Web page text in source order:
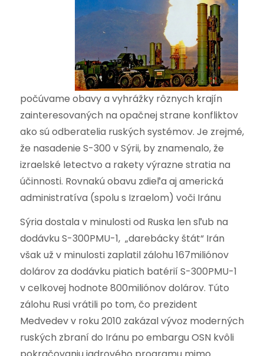
počúvame obavy a vyhrážky rôznych krajín
zainteresovaných na opačnej strane konfliktov
ako sú odberatelia ruských systémov. Je zrejmé,
že nasadenie S-300 v Sýrii, by znamenalo, že
izraelské letectvo a rakety výrazne stratia na
účinnosti. Rovnakú obavu zdieľa aj americká
administratíva (spolu s Izraelom) voči Iránu
Sýria dostala v minulosti od Ruska len sľub na
dodávku S-300PMU-1, „darebácky štát“ Irán
však už v minulosti zaplatil zálohu 167miliónov
dolárov za dodávku piatich batérií S-300PMU-1
v celkovej hodnote 800miliónov dolárov. Túto
zálohu Rusi vrátili po tom, čo prezident
Medvedev v roku 2010 zakázal vývoz moderných
ruských zbraní do Iránu po embargu OSN kvôli